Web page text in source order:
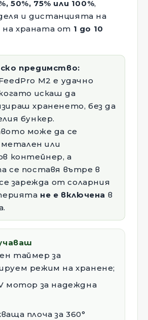
50%, 75% или 100%,
и дистанцията на
на храната от 1 до 10
предимство:
M2 е удачно
искаш да
храненето, без да
бункер.
може да се
метален или
контейнер, а
се поставя вътре в
зарежда от соларния
не е включена в
таймер за
режим на хранене;
мотор за надеждна
плоча за 360°